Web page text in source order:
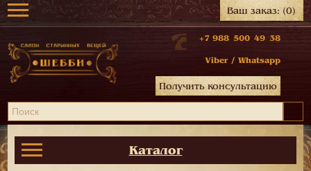
Ваш заказ:(0)
+7 988 500 49 38
Viber / Whatsapp
Получить консультацию
Каталог